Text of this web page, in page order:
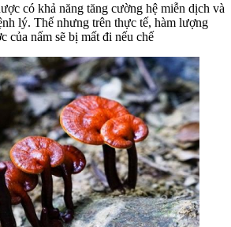
có khả năng tăng cường hệ miễn dịch và
lý. Thế nhưng trên thực tế, hàm lượng
của nấm sẽ bị mất đi nếu chế